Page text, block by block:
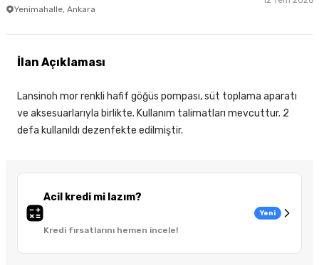
Yenimahalle, Ankara
Acil kredi mi lazım?
Kredi fırsatlarını hemen incele!
Yeni
İlan Açıklaması
Lansinoh mor renkli hafif göğüs pompası, süt toplama aparatı
ve aksesuarlarıyla birlikte. Kullanım talimatları mevcuttur. 2
defa kullanıldı dezenfekte edilmiştir.